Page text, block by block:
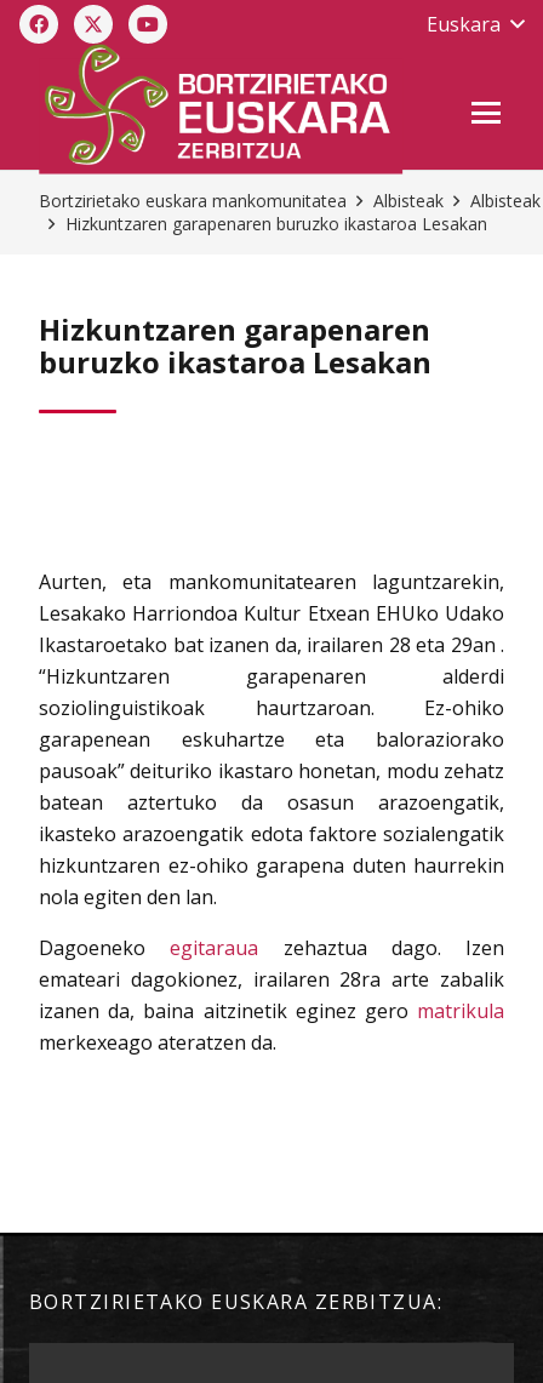
Euskara
Bortzirietako euskara mankomunitatea Albisteak
Albisteak
Hizkuntzaren garapenaren buruzko ikastaroa Lesakan
Hizkuntzaren garapenaren
buruzko ikastaroa Lesakan
Aurten, eta mankomunitatearen laguntzarekin,
Lesakako Harriondoa Kultur Etxean EHUko Udako
Ikastaroetako bat izanen da, irailaren 28 eta 29an .
“Hizkuntzaren garapenaren alderdi
soziolinguistikoak haurtzaroan. Ez-ohiko
garapenean eskuhartze eta baloraziorako
pausoak” deituriko ikastaro honetan, modu zehatz
batean aztertuko da osasun arazoengatik,
ikasteko arazoengatik edota faktore sozialengatik
hizkuntzaren ez-ohiko garapena duten haurrekin
nola egiten den lan.
Dagoenekoegitaraua zehaztua dago. Izen
emateari dagokionez, irailaren 28ra arte zabalik
izanen da, baina aitzinetik eginez gero matrikula
merkexeago ateratzen da.
BORTZIRIETAKO EUSKARA ZERBITZUA: